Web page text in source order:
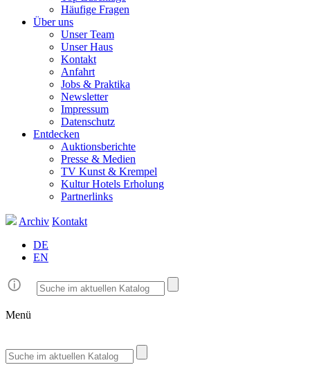
Häufige Fragen
Über uns
Unser Team
Unser Haus
Kontakt
Anfahrt
Jobs & Praktika
Newsletter
Impressum
Datenschutz
Entdecken
Auktionsberichte
Presse & Medien
TV Kunst & Krempel
Kultur Hotels Erholung
Partnerlinks
Archiv Kontakt
DE
EN
Menü